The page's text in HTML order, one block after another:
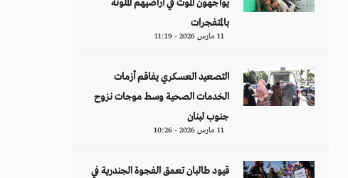
يواجهون الموت في أراضيهم الملوثة
بالمتفجرات
11 مارس 2026 - 11:19
التصعيد العسكري يفاقم أزمات
الخدمات الصحية وسط موجات نزوح
جنوب لبنان
11 مارس 2026 - 10:26
قيود طالبان تعمق الفجوة الجندرية في